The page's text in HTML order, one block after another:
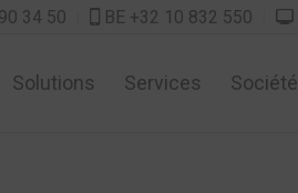
34 50 BE +32 10 832 550 
Solutions Services Société